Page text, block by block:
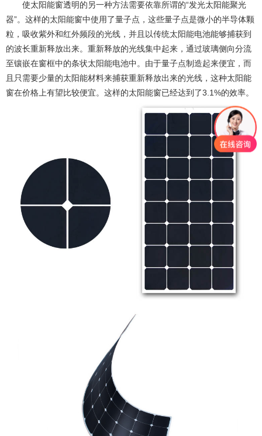
使太阳能窗透明的另一种方法需要依靠所谓的“发光太阳能聚光
器”。这样的太阳能窗中使用了量子点，这些量子点是微小的半导体颗
粒，吸收紫外和红外频段的光线，并且以传统太阳能电池能够捕获到
的波长重新释放出来。重新释放的光线集中起来，通过玻璃侧向分流
至镶嵌在窗框中的条状太阳能电池中。由于量子点制造起来便宜，而
且只需要少量的太阳能材料来捕获重新释放出来的光线，这种太阳能
窗在价格上有望比较便宜。这样的太阳能窗已经达到了3.1%的效率。